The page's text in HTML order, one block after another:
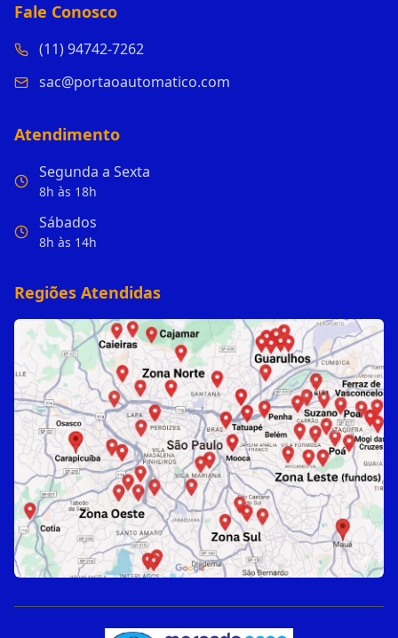
Fale Conosco
(11) 94742-7262
sac@portaoautomatico.com
Atendimento
Segunda a Sexta
8h às 18h
Sábados
8h às 14h
Regiões Atendidas